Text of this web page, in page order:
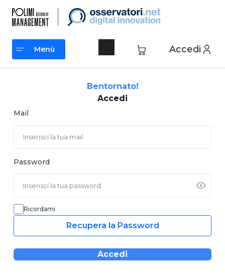
contenuto
Accedi
Menù
Bentornato!
Accedi
Mail
Password
Ricordami
Recupera la Password
Accedi